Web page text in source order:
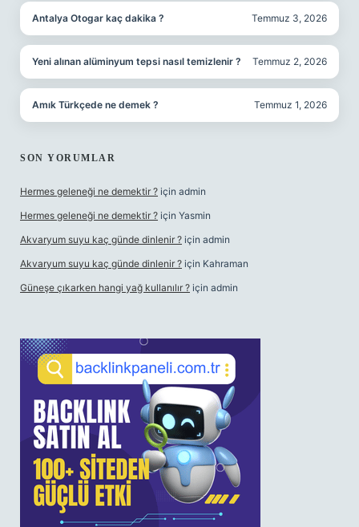
Antalya Otogar kaç dakika ? Temmuz 3, 2026
Yeni alınan alüminyum tepsi nasıl temizlenir ? Temmuz 2, 2026
Amık Türkçede ne demek ? Temmuz 1, 2026
SON YORUMLAR
Hermes geleneği ne demektir ? için admin
Hermes geleneği ne demektir ? için Yasmin
Akvaryum suyu kaç günde dinlenir ? için admin
Akvaryum suyu kaç günde dinlenir ? için Kahraman
Güneşe çıkarken hangi yağ kullanılır ? için admin